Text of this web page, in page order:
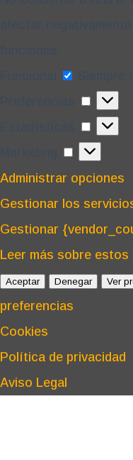
Marketing
Administrar opciones
Gestionar los
Gestionar
Leer más sobre
Aceptar Denegar Ver
preferencias
Cookies
Política de privacidad
Aviso Legal